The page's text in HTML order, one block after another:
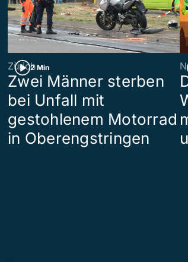
2 Min
Zürich
Zwei Männer sterben
bei Unfall mit
gestohlenem Motorrad
in Oberengstringen